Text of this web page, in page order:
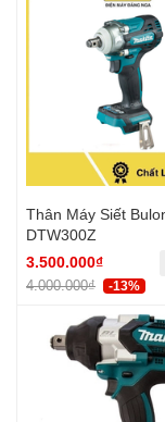
Thân Máy Siết
DTW300Z
3.500.000₫
4.000.000₫ -13%